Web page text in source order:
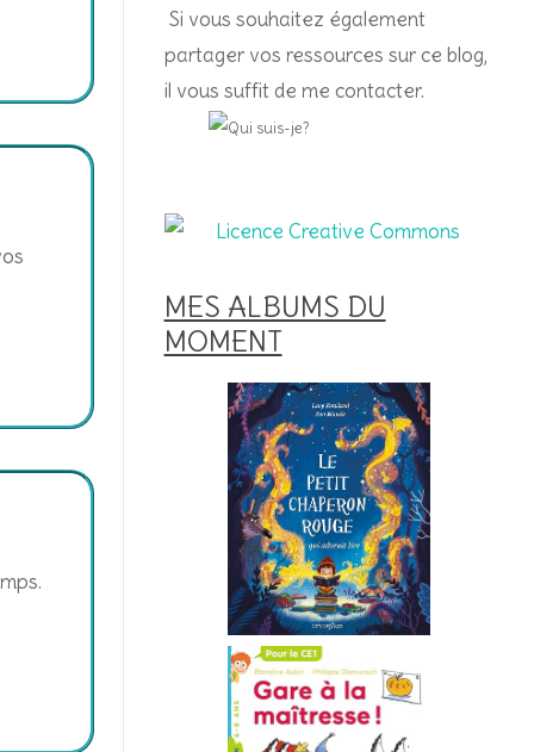
Si vous souhaitez également
partager vos ressources sur ce blog,
il vous suffit de me contacter.
MES ALBUMS DU
MOMENT